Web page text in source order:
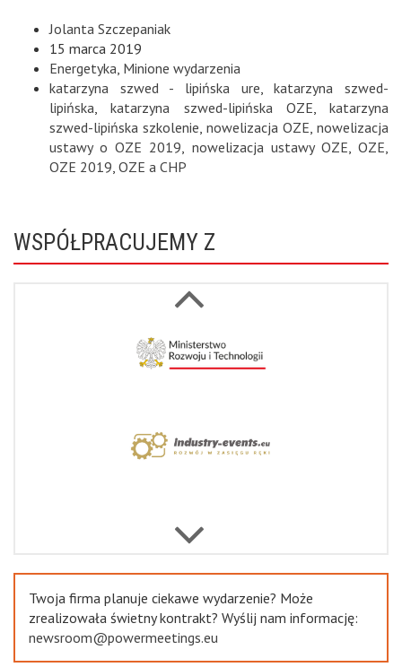
Jolanta Szczepaniak
15 marca 2019
Energetyka, Minione wydarzenia
katarzyna szwed - lipińska ure,katarzyna szwed-
lipińska,katarzyna szwed-lipińska OZE, katarzyna
szwed-lipińska szkolenie, nowelizacja OZE, nowelizacja
ustawy o OZE 2019, nowelizacja ustawy OZE,OZE,
OZE 2019, OZE a CHP
WSPÓŁPRACUJEMY Z
Twoja firma planuje ciekawe wydarzenie? Może
zrealizowała świetny kontrakt? Wyślij nam informację:
newsroom@powermeetings.eu